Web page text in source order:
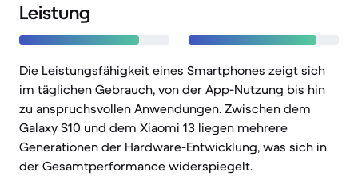
Leistung
Die Leistungsfähigkeit eines Smartphones zeigt sich
im täglichen Gebrauch, von der App-Nutzung bis hin
zu anspruchsvollen Anwendungen. Zwischen dem
Galaxy S10 und dem Xiaomi 13 liegen mehrere
Generationen der Hardware-Entwicklung, was sich in
der Gesamtperformance widerspiegelt.